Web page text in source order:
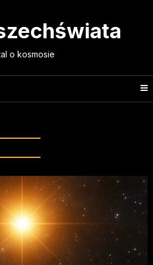
o kosmosie